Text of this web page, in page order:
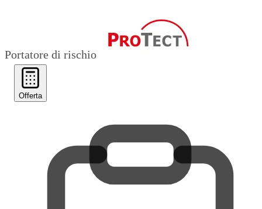
Portatore di rischio
Offerta